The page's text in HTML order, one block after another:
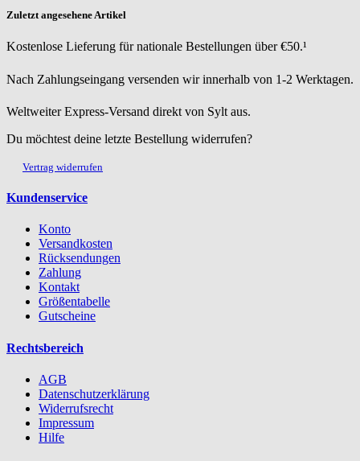
Zuletzt angesehene Artikel
Kostenlose Lieferung für nationale Bestellungen über €50.¹
Nach Zahlungseingang versenden wir innerhalb von 1-2 Werktagen.
Weltweiter Express-Versand direkt von Sylt aus.
Du möchtest deine letzte Bestellung widerrufen?
Vertrag widerrufen
Kundenservice
Konto
Versandkosten
Rücksendungen
Zahlung
Kontakt
Größentabelle
Gutscheine
Rechtsbereich
AGB
Datenschutzerklärung
Widerrufsrecht
Impressum
Hilfe